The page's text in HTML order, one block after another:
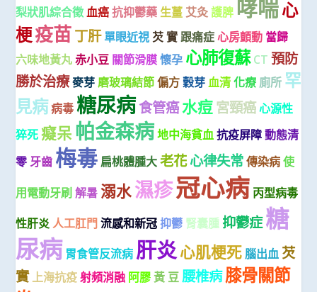
梨狀肌綜合徵 血癌 抗抑鬱藥 生薑 艾灸 護脾 哮喘心
梗疫苗丁肝 單眼近視 芡 實 跟痛症 心房顫動 當歸
六味地黃丸 赤小豆 關節滑膜 懷孕 心肺復蘇 CT 預防
勝於治療麥芽 磨玻璃結節 偏方 穀芽 血清 化療 廁所 罕
見病病毒 糖尿病食管癌水痘宮頸癌心源性
猝死 癡呆 帕金森病 地中海貧血 抗疫屏障 動態清
零牙齒 梅毒 扁桃體腫大 老花心律失常 傳染病 使
用電動牙刷 解暑 溺水濕疹冠心病 丙型病毒
性肝炎 人工肛門 流感和新冠 抑鬱 腎囊腫 抑鬱症糖
尿病 胃食管反流病 肝炎心肌梗死 腦出血 芡
實 上海抗疫 射頻消融 阿膠 黃 豆 腰椎病膝骨關節